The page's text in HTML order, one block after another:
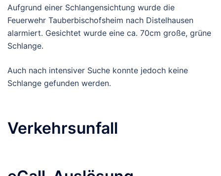
Aufgrund einer Schlangensichtung wurde die
Feuerwehr Tauberbischofsheim nach Distelhausen
alarmiert. Gesichtet wurde eine ca. 70cm große, grüne
Schlange.
Auch nach intensiver Suche konnte jedoch keine
Schlange gefunden werden.
Verkehrsunfall